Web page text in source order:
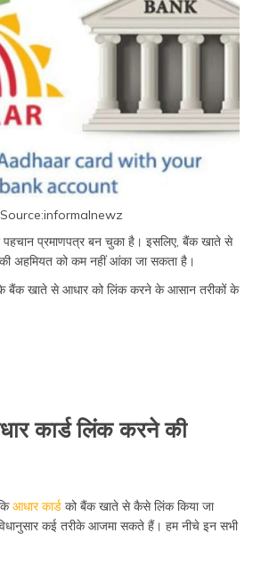
Source:informalnewz
प्रमाणपत्र बन चुका है। इसलिए, बैंक खाते से
अहमियत को कम नहीं आंका जा सकता है।
बैंक खाते से आधार को लिंक करने के आसान तरीकों के
कार्ड लिंक करने की
आधार कार्ड को बैंक खाते से कैसे लिंक किया जा
कई तरीके आजमा सकते हैं। हम नीचे इन सभी